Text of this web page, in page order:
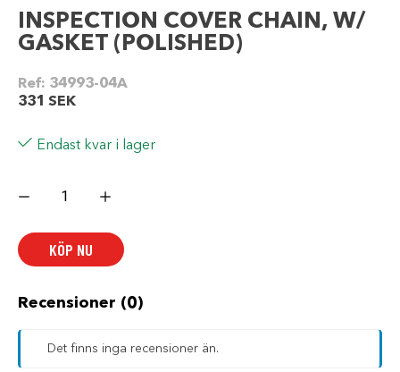
INSPECTION COVER CHAIN, W/
GASKET (POLISHED)
Ref: 34993-04A
331 SEK
Endast kvar i lager
COVER
GASKET
(POLISHED)
mängd
KÖP NU
Recensioner (0)
Det finns inga recensioner än.